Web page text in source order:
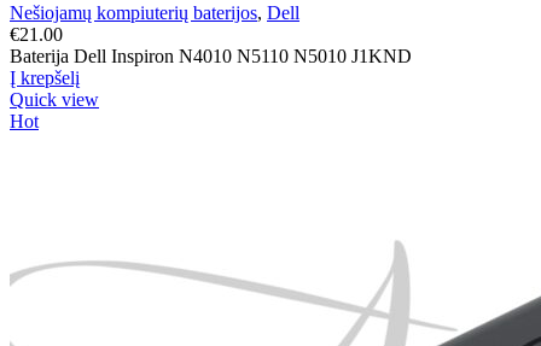
Nešiojamų kompiuterių baterijos, Dell
€21.00
Baterija Dell Inspiron N4010 N5110 N5010 J1KND
Į krepšelį
Quick view
Hot